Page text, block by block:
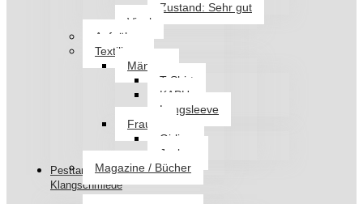
Zustand: Sehr gut
Vinyl
Aufnäher
Textilien
Männer
T-Shirt
KAPU
Longsleeve
Frauen
Girlies
Jacken
Magazine / Bücher
Pesttanz
Klangschmiede